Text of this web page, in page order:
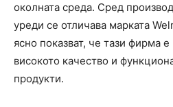
околната среда. Сред
уреди се отличава марката
ясно показват, че тази фирма
високото качество и
продукти.